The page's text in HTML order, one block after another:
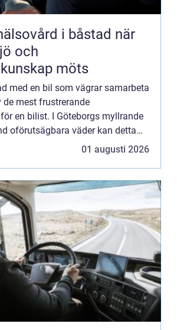
i båstad när
och
möts
med en bil som vägrar samarbeta
de mest frustrerande
en bilist. I Göteborgs myllrande
oförutsägbara väder kan detta
för ...
01 augusti 2026